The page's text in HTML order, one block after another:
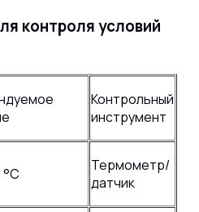
контроля условий
Контрольный
инструмент
Термометр/
датчик